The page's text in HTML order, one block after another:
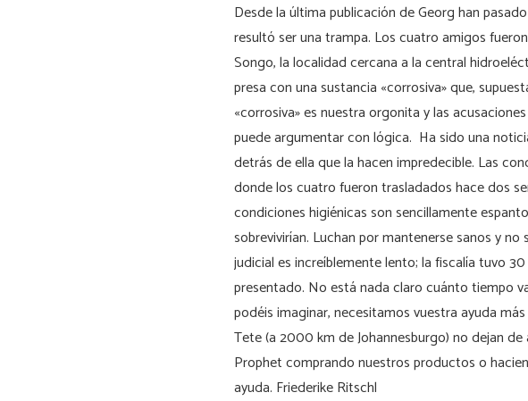
Desde la última publicación de Georg han
resultó ser una trampa. Los cuatro amigos
Songo, la localidad cercana a la central
presa con una sustancia «corrosiva» que,
«corrosiva» es nuestra orgonita y las
puede argumentar con lógica. Ha sido una
detrás de ella que la hacen impredecible. Las
donde los cuatro fueron trasladados hace dos
condiciones higiénicas son sencillamente
sobrevivirían. Luchan por mantenerse sanos y
judicial es increíblemente lento; la fiscalía tuvo
presentado. No está nada claro cuánto tiempo
podéis imaginar, necesitamos vuestra ayuda
Tete (a 2000 km de Johannesburgo) no dejan
Prophet comprando nuestros productos o
ayuda. Friederike Ritschl